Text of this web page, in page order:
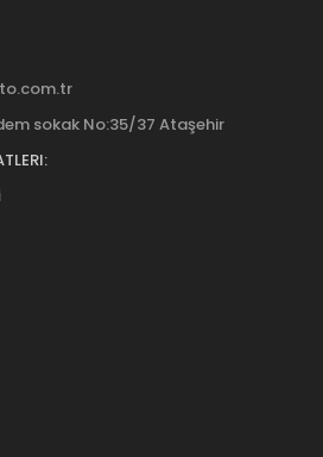
sokak No:35/37 Ataşehir